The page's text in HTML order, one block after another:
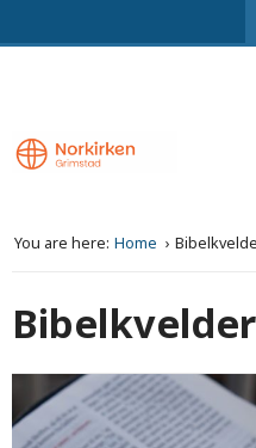
You are here: Home